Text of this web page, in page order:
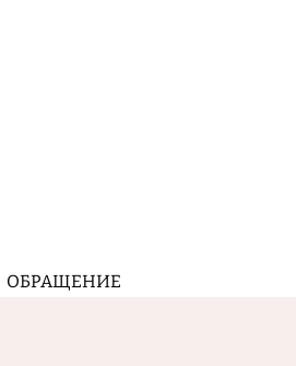
ОБРАЩЕНИЕ